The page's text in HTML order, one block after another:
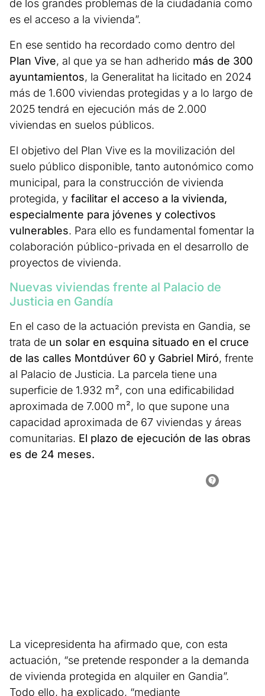
de los grandes problemas de la ciudadanía como
es el acceso a la vivienda”.
En ese sentido ha recordado como dentro del
Plan Vive, al que ya se han adherido más de 300
ayuntamientos, la Generalitat ha licitado en 2024
más de 1.600 viviendas protegidas y a lo largo de
2025 tendrá en ejecución más de 2.000
viviendas en suelos públicos.
El objetivo del Plan Vive es la movilización del
suelo público disponible, tanto autonómico como
municipal, para la construcción de vivienda
protegida, y facilitar el acceso a la vivienda,
especialmente para jóvenes y colectivos
vulnerables. Para ello es fundamental fomentar la
colaboración público-privada en el desarrollo de
proyectos de vivienda.
Nuevas viviendas frente al Palacio de
Justicia en Gandía
En el caso de la actuación prevista en Gandia, se
trata de un solar en esquina situado en el cruce
de las calles Montdúver 60 y Gabriel Miró, frente
al Palacio de Justicia. La parcela tiene una
superficie de 1.932 m², con una edificabilidad
aproximada de 7.000 m², lo que supone una
capacidad aproximada de 67 viviendas y áreas
comunitarias. El plazo de ejecución de las obras
es de 24 meses.
La vicepresidenta ha afirmado que, con esta
actuación, “se pretende responder a la demanda
de vivienda protegida en alquiler en Gandia”.
Todo ello, ha explicado, “mediante